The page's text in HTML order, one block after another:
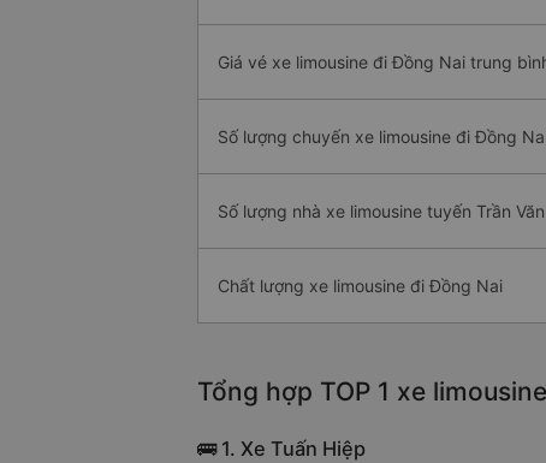
Giá vé xe limousine đi Đồng Nai trung
Số lượng chuyến xe limousine đi Đồng
Số lượng nhà xe limousine tuyến Trần
Chất lượng xe limousine đi Đồng Nai
Tổng hợp TOP 1 xe
🚌 1. Xe Tuấn Hiệp